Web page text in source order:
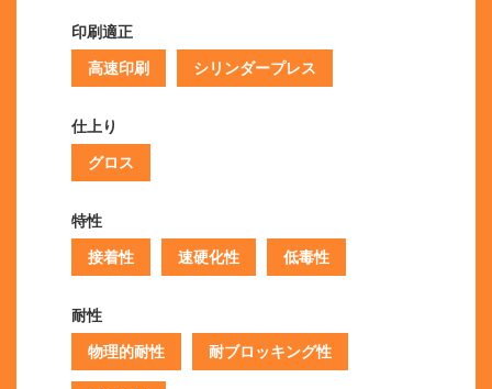
印刷適正
高速印刷 シリンダープレス
仕上り
グロス
特性
接着性 速硬化性 低毒性
耐性
物理的耐性 耐ブロッキング性